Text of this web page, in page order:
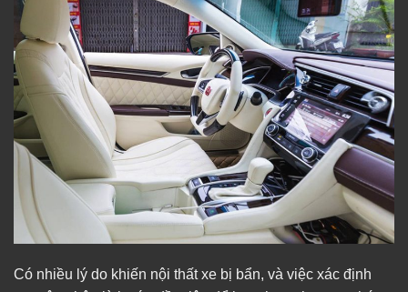
Có nhiều lý do khiến nội thất xe bị bẩn, và việc xác định